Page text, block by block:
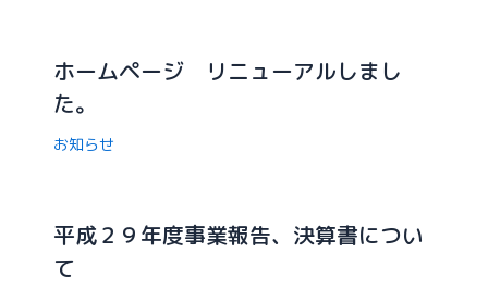
ホームページ リニューアルしまし
た。
お知らせ
平成２９年度事業報告、決算書につい
て